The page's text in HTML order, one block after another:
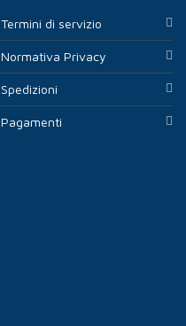
Termini di servizio
Normativa Privacy
Spedizioni
Pagamenti